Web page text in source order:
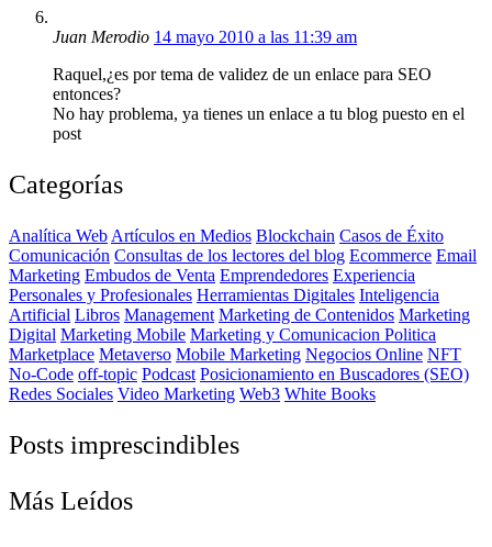
Juan Merodio 14 mayo 2010 a las 11:39 am
Raquel,¿es por tema de validez de un enlace para SEO
entonces?
No hay problema, ya tienes un enlace a tu blog puesto en el
post
Categorías
Analítica Web Artículos en Medios Blockchain Casos de Éxito
Comunicación Consultas de los lectores del blog Ecommerce Email
Marketing Embudos de Venta Emprendedores Experiencia
Personales y Profesionales Herramientas Digitales Inteligencia
Artificial Libros Management Marketing de Contenidos Marketing
Digital Marketing Mobile Marketing y Comunicacion Politica
Marketplace Metaverso Mobile Marketing Negocios Online NFT
No-Code off-topic Podcast Posicionamiento en Buscadores (SEO)
Redes Sociales Video Marketing Web3 White Books
Posts imprescindibles
Más Leídos